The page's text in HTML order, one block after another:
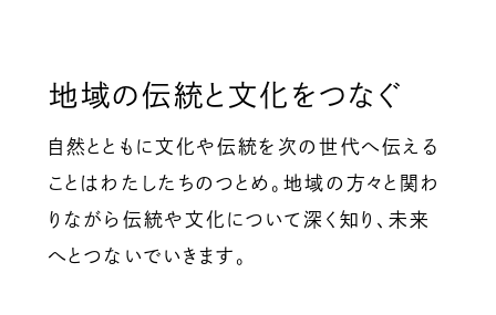
地域の伝統と文化をつなぐ
自然とともに文化や伝統を次の世代へ伝える
ことはわたしたちのつとめ。地域の方々と関わ
りながら伝統や文化について深く知り、未来
へとつないでいきます。